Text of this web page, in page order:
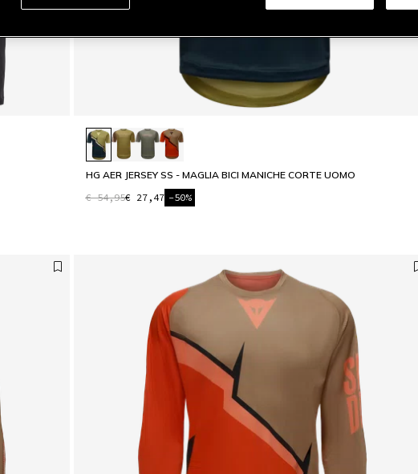
HG AER JERSEY SS - MAGLIA BICI MANICHE CORTE UOMO
€ 54,95€ 27,47 -50%